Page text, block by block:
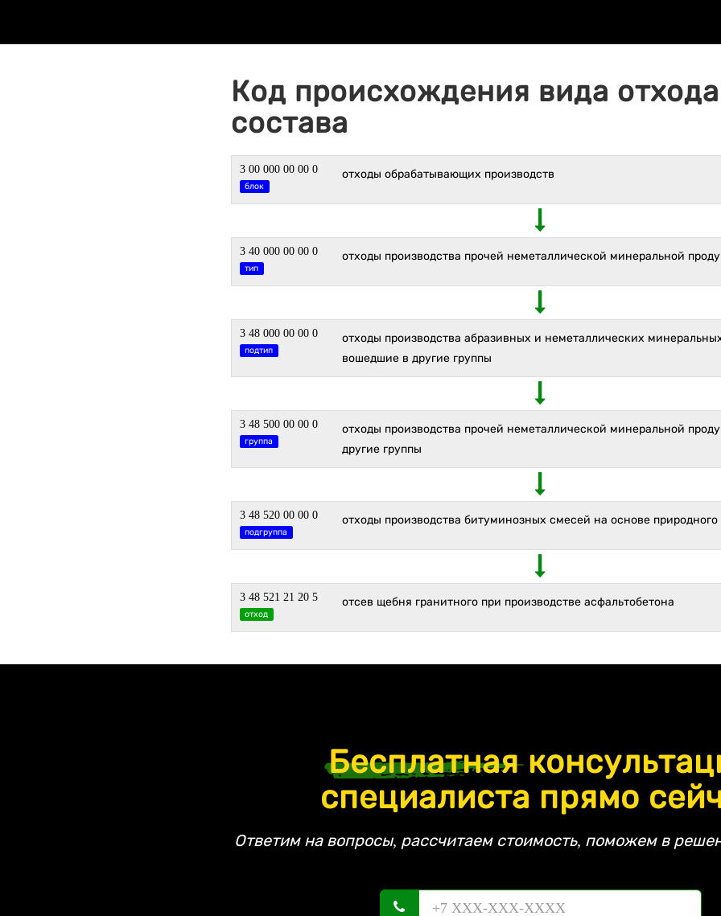
Код происхождения вида
состава
3 00 000 00 00 0
блок
отходы обрабатывающих производств
3 40 000 00 00 0
тип
отходы производства прочей неметаллической минеральной
3 48 000 00 00 0
подтип
отходы производства абразивных и неметаллических
вошедшие в другие группы
3 48 500 00 00 0
группа
отходы производства прочей неметаллической минеральной
другие группы
3 48 520 00 00 0
подгруппа
отходы производства битуминозных смесей на основе
3 48 521 21 20 5
отход
отсев щебня гранитного при производстве асфальтобетона
Бесплатная
специалиста прямо
Ответим на вопросы, рассчитаем стоимость, поможем в